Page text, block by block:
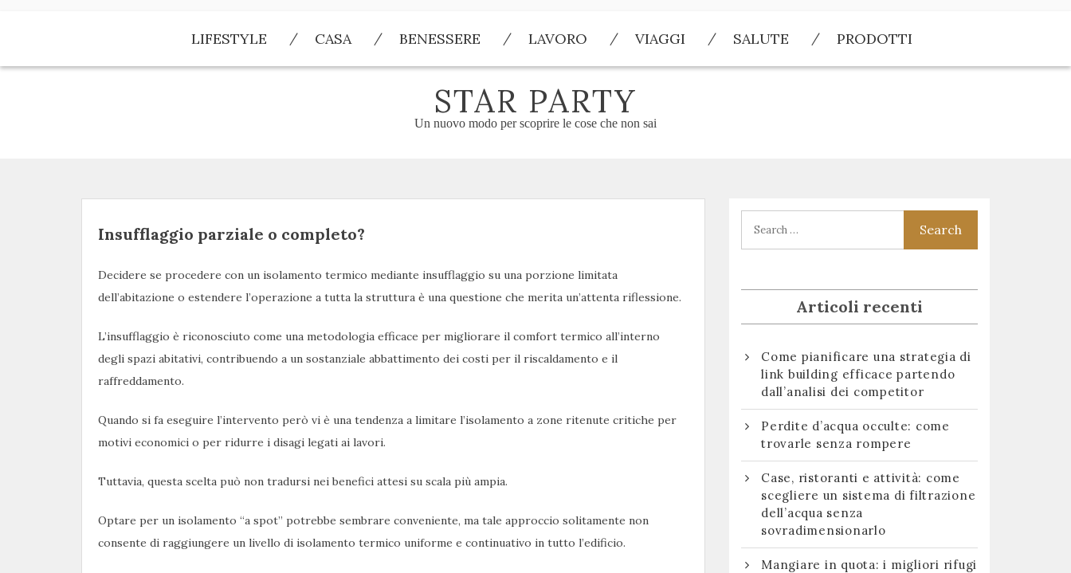
LIFESTYLE CASA BENESSERE LAVORO VIAGGI SALUTE PRODOTTI
STAR PARTY
Un nuovo modo per scoprire le cose che non sai
Insufflaggio parziale o completo?
Decidere se procedere con un isolamento termico mediante insufflaggio su una porzione limitata
dell’abitazione o estendere l’operazione a tutta la struttura è una questione che merita un’attenta riflessione.
L’insufflaggio è riconosciuto come una metodologia efficace per migliorare il comfort termico all’interno
degli spazi abitativi, contribuendo a un sostanziale abbattimento dei costi per il riscaldamento e il
raffreddamento.
Quando si fa eseguire l’intervento però vi è una tendenza a limitare l’isolamento a zone ritenute critiche per
motivi economici o per ridurre i disagi legati ai lavori.
Tuttavia, questa scelta può non tradursi nei benefici attesi su scala più ampia.
Optare per un isolamento “a spot” potrebbe sembrare conveniente, ma tale approccio solitamente non
consente di raggiungere un livello di isolamento termico uniforme e continuativo in tutto l’edificio.
Articoli recenti
Come pianificare una strategia di
link building efficace partendo
dall’analisi dei competitor
Perdite d’acqua occulte: come
trovarle senza rompere
Case, ristoranti e attività: come
scegliere un sistema di filtrazione
dell’acqua senza
sovradimensionarlo
Mangiare in quota: i migliori rifugi